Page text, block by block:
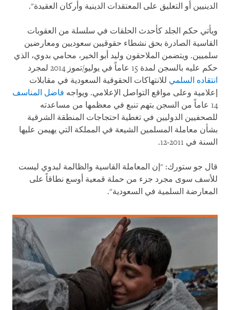
الدينيين أو التعليق على المعتقدات الدينية وأركان العقيدة".
ويأتي حكم الجلد كأحدث الحلقات في سلسلة من العقوبات
القاسية الصادرة بحق نشطاء حقوقيين سعوديين ومعارضين
سلميين. ويتضمن الملاحقون وليد أبو الخير، محامي بدوي، الذي
حكم عليه بالسجن لمدة 15 عاماً في يوليو/تموز 2014 لمجرد
انتقاده السلمي للانتهاكات الحقوقية السعودية في مقابلات
إعلامية وعلى مواقع التواصل الإعلامي. ويواجه فاضل المناسف
14 عاماً من السجن بتهم تنبع في معظمها من مساعدته
للصحفيين الدوليين في تغطية احتجاجات المنطقة الشرقية
بشأن معاملة المسلمين الشيعة في المملكة التي يهيمن عليها
السنة في 2011-12.
قال جو ستورك: "إن المعاملة القاسية والظالمة لبدوي ليست
للأسف سوى مجرد جزء من حملة قمعية أوسع نطاقاً على
المعارضة السلمية في السعودية".